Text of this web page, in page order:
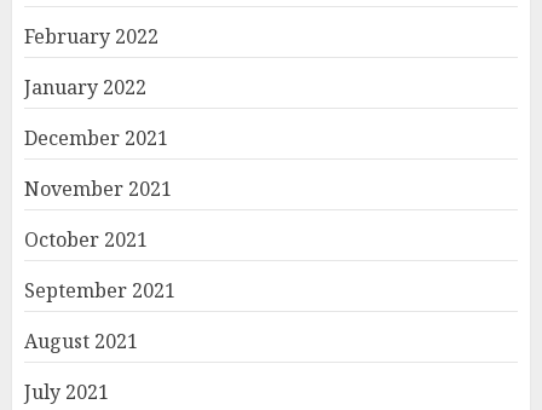
February 2022
January 2022
December 2021
November 2021
October 2021
September 2021
August 2021
July 2021